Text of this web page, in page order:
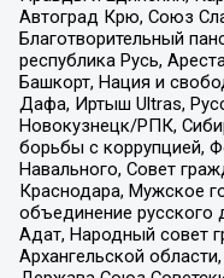
Автоград Крю, Союз
Благотворительный
республика Русь,
Башкорт, Нация и
Дафа, Иртыш Ultras,
Новокузнецк/РПК,
борьбы с коррупцией,
Навального, Совет
Краснодара, Мужское
объединение
Адат, Народный совет
Архангельской